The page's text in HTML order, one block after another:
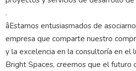
.
âEstamos entusiasmados de
empresa que comparte nuestro
y la excelencia en la consultoría en el
Bright Spaces, creemos que el futuro